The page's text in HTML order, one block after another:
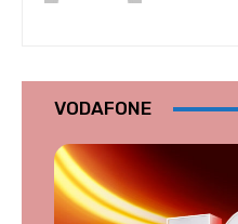
VODAFONE